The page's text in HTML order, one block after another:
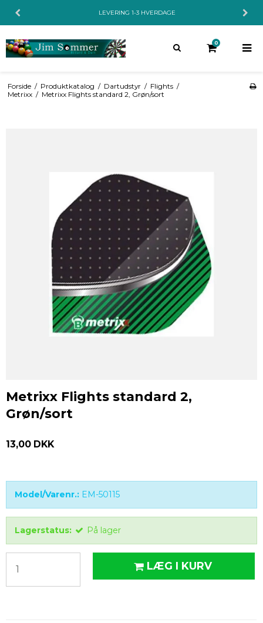
LEVERING 1-3 HVERDAGE
0
Forside / Produktkatalog / Dartudstyr / Flights /
Metrixx / Metrixx Flights standard 2, Grøn/sort
Metrixx Flights standard 2,
Grøn/sort
13,00 DKK
Model/Varenr.: EM-50115
Lagerstatus: På lager
LÆG I KURV